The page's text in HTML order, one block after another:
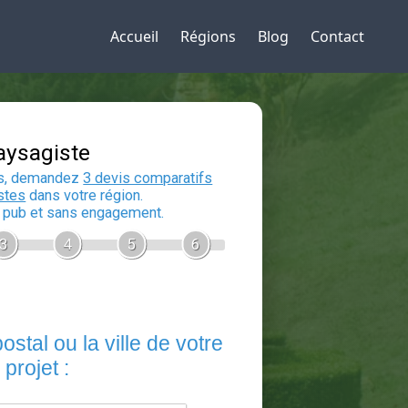
Accueil Régions Blog Contact
Devis Paysagiste
En 5 minutes, demandez
auxpaysagistesdans votre région.
Gratuit, sans pub et sans engagement.